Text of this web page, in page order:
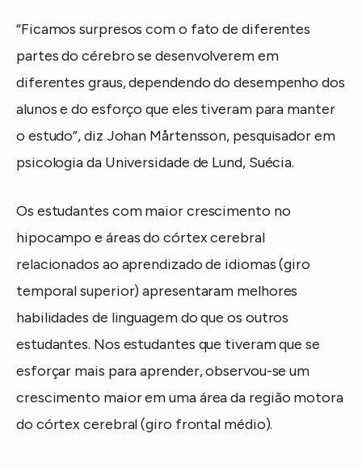
“Ficamos surpresos com o fato de diferentes
partes do cérebro se desenvolverem em
diferentes graus, dependendo do desempenho dos
alunos e do esforço que eles tiveram para manter
o estudo”, diz Johan Mårtensson, pesquisador em
psicologia da Universidade de Lund, Suécia.
Os estudantes com maior crescimento no
hipocampo e áreas do córtex cerebral
relacionados ao aprendizado de idiomas (giro
temporal superior) apresentaram melhores
habilidades de linguagem do que os outros
estudantes. Nos estudantes que tiveram que se
esforçar mais para aprender, observou-se um
crescimento maior em uma área da região motora
do córtex cerebral (giro frontal médio).